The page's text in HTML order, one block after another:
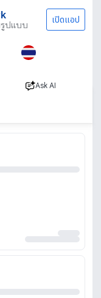
รูปแบบ เปิดแอป
Ask AI
Acting & Modeling